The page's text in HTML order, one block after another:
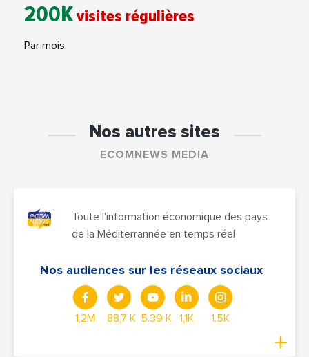
200Kvisites régulières
Par mois.
Nos autres sites
ECOMNEWS MEDIA
Toute l'information économique des pays
de la Méditerrannée en temps réel
Nos audiences sur les réseaux sociaux
1,2M 88,7 K 5.39 K 1,1K 1.5K